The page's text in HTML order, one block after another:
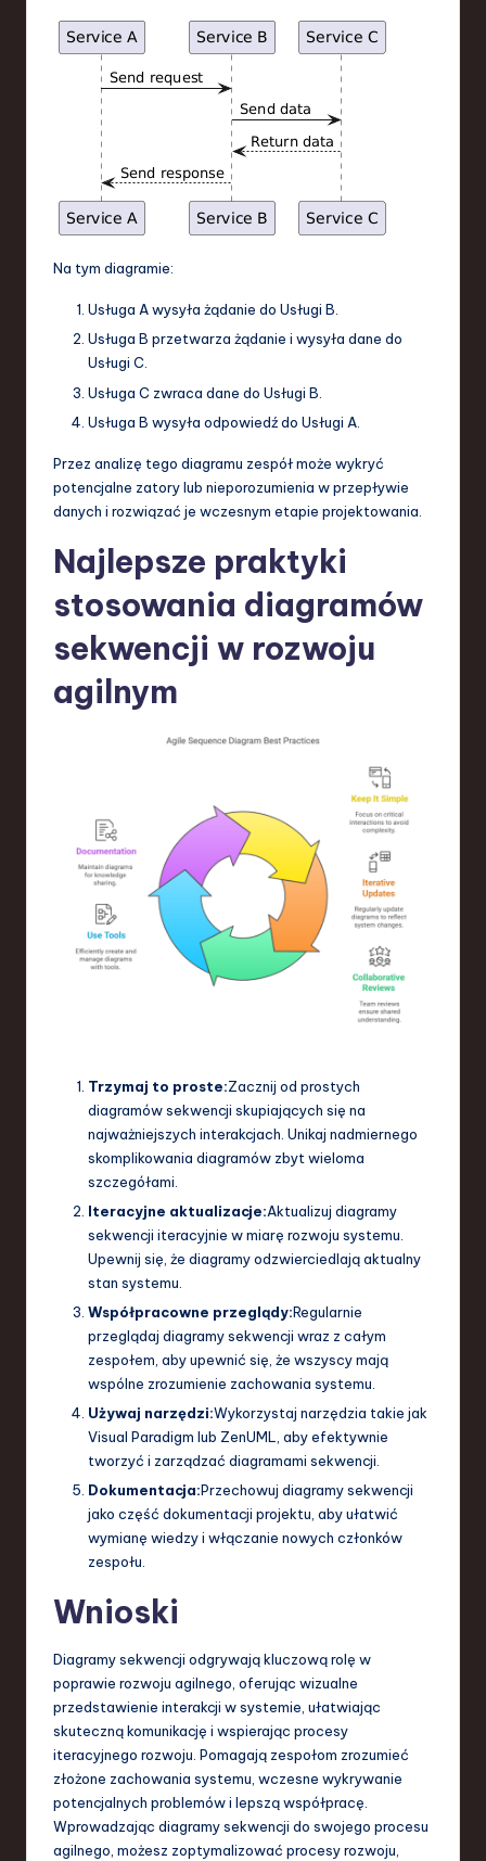
Na tym diagramie:
Usługa A wysyła żądanie do Usługi B.
Usługa B przetwarza żądanie i wysyła dane do
Usługi C.
Usługa C zwraca dane do Usługi B.
Usługa B wysyła odpowiedź do Usługi A.
Przez analizę tego diagramu zespół może wykryć
potencjalne zatory lub nieporozumienia w przepływie
danych i rozwiązać je wczesnym etapie projektowania.
Najlepsze praktyki
stosowania diagramów
sekwencji w rozwoju
agilnym
Trzymaj to proste:Zacznij od prostych
diagramów sekwencji skupiających się na
najważniejszych interakcjach. Unikaj nadmiernego
skomplikowania diagramów zbyt wieloma
szczegółami.
Iteracyjne aktualizacje:Aktualizuj diagramy
sekwencji iteracyjnie w miarę rozwoju systemu.
Upewnij się, że diagramy odzwierciedlają aktualny
stan systemu.
Współpracowne przeglądy:Regularnie
przeglądaj diagramy sekwencji wraz z całym
zespołem, aby upewnić się, że wszyscy mają
wspólne zrozumienie zachowania systemu.
Używaj narzędzi:Wykorzystaj narzędzia takie jak
Visual Paradigm lub ZenUML, aby efektywnie
tworzyć i zarządzać diagramami sekwencji.
Dokumentacja:Przechowuj diagramy sekwencji
jako część dokumentacji projektu, aby ułatwić
wymianę wiedzy i włączanie nowych członków
zespołu.
Wnioski
Diagramy sekwencji odgrywają kluczową rolę w
poprawie rozwoju agilnego, oferując wizualne
przedstawienie interakcji w systemie, ułatwiając
skuteczną komunikację i wspierając procesy
iteracyjnego rozwoju. Pomagają zespołom zrozumieć
złożone zachowania systemu, wczesne wykrywanie
potencjalnych problemów i lepszą współpracę.
Wprowadzając diagramy sekwencji do swojego procesu
agilnego, możesz zoptymalizować procesy rozwoju,